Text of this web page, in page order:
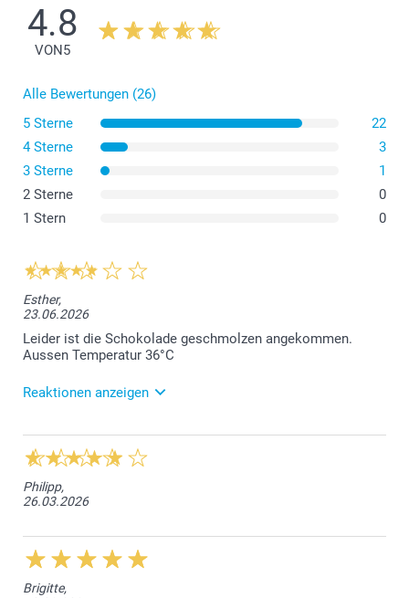
Varianten?
4.8
VON5
Alle Bewertungen (26)
5 Sterne
22
4 Sterne
3
3 Sterne
1
2 Sterne
0
1 Stern
0
Esther,
23.06.2026
Leider ist die Schokolade geschmolzen angekommen.
Aussen Temperatur 36°C
Reaktionen anzeigen
24.06.2026
Liebe Kundin, wir bedauern, dass die Schokolade
aufgrund der hohen Aussentemperatur, geschmolzen
sind Sie auch schon mit unserem Kundendienst in
gefunden. Freundliche Grüsse smartphoto AG
Philipp,
26.03.2026
Brigitte,